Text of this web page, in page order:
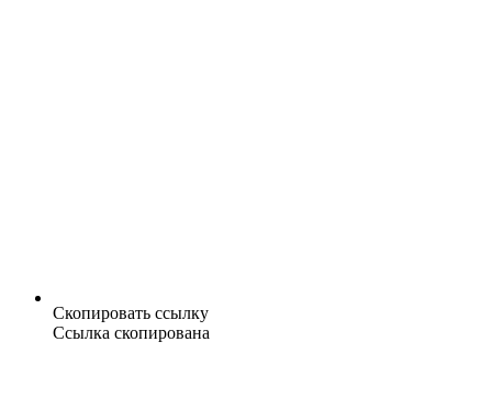
Скопировать ссылку
Ссылка скопирована